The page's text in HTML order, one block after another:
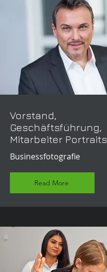
Vorstand,
Geschäftsführung,
Mitarbeiter Portraits
Businessfotografie
Read More